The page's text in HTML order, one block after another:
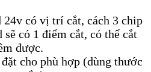
24v có vị trí cắt, cách 3 chip
có 1 điểm cắt, có thể cắt
được.
cho phù hợp (dùng thước